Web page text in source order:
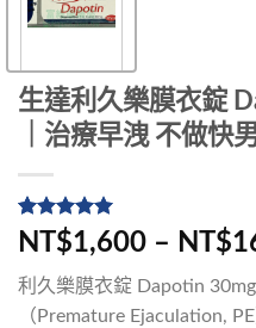
生達利久樂膜衣錠
｜治療早洩 不做快
評分5/
5，已有
5
位
顧客進行評
分
NT$1,600 –
利久樂膜衣錠 Dapotin
（Premature Ejaculation,